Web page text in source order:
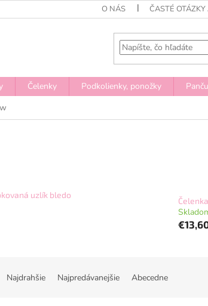
O NÁS ČASTÉ
Čelenky Podkolienky, ponožky
uzlík bledo
Najdrahšie Najpredávanejšie Abecedne